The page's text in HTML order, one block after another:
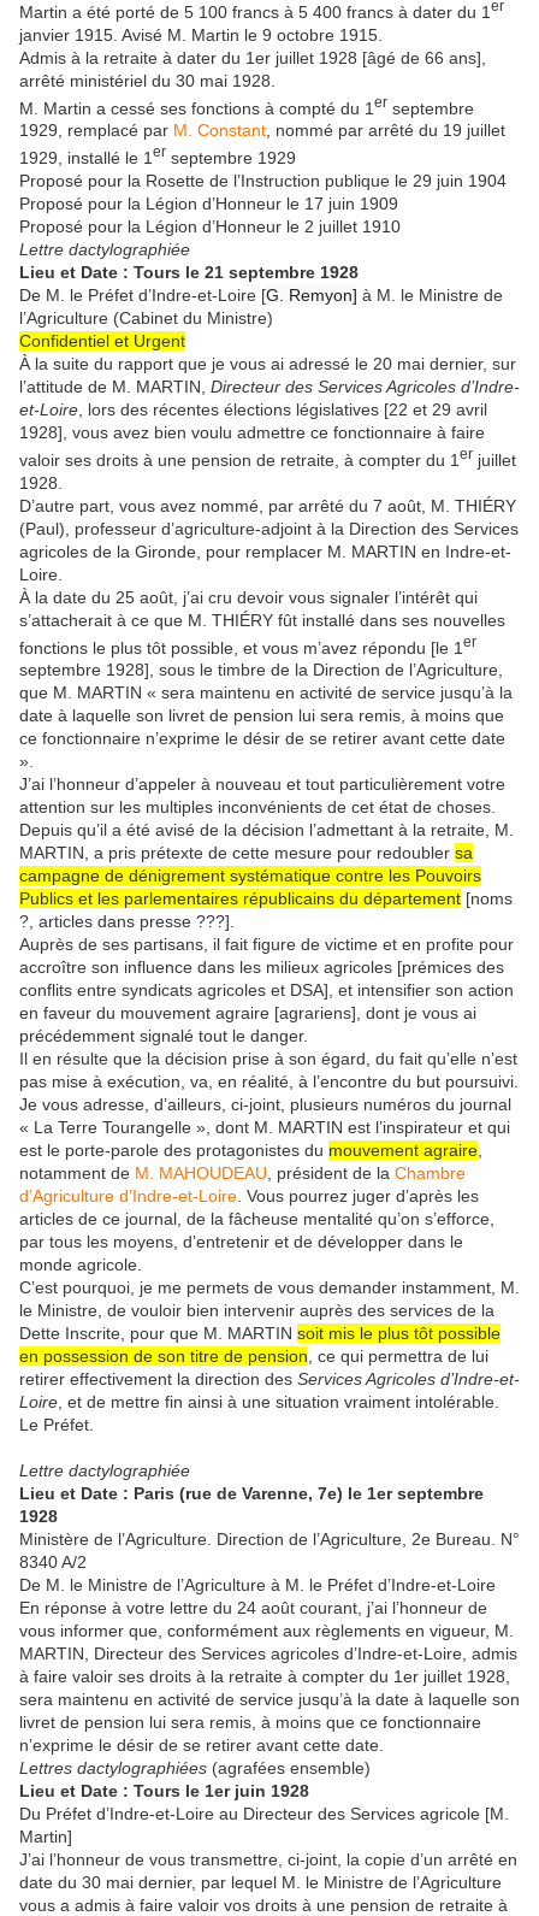
Martin a été porté de 5 100 francs à 5 400 francs à dater du 1 er
janvier 1915. Avisé M. Martin le 9 octobre 1915.
Admis à la retraite à dater du 1er juillet 1928 [âgé de 66 ans],
arrêté ministériel du 30 mai 1928.
M. Martin a cessé ses fonctions à compté du 1 er septembre
1929, remplacé par M. Constant, nommé par arrêté du 19 juillet
1929, installé le 1 er septembre 1929
Proposé pour la Rosette de l’Instruction publique le 29 juin 1904
Proposé pour la Légion d’Honneur le 17 juin 1909
Proposé pour la Légion d’Honneur le 2 juillet 1910
Lettre dactylographiée
Lieu et Date : Tours le 21 septembre 1928
De M. le Préfet d’Indre-et-Loire [G. Remyon] à M. le Ministre de
l’Agriculture (Cabinet du Ministre)
Confidentiel et Urgent
À la suite du rapport que je vous ai adressé le 20 mai dernier, sur
l’attitude de M. MARTIN, Directeur des Services Agricoles d’Indre-
et-Loire , lors des récentes élections législatives [22 et 29 avril
1928], vous avez bien voulu admettre ce fonctionnaire à faire
valoir ses droits à une pension de retraite, à compter du 1 er juillet
1928.
D’autre part, vous avez nommé, par arrêté du 7 août, M. THIÉRY
(Paul), professeur d’agriculture-adjoint à la Direction des Services
agricoles de la Gironde, pour remplacer M. MARTIN en Indre-et-
Loire.
À la date du 25 août, j’ai cru devoir vous signaler l’intérêt qui
s’attacherait à ce que M. THIÉRY fût installé dans ses nouvelles
fonctions le plus tôt possible, et vous m’avez répondu [le 1 er
septembre 1928], sous le timbre de la Direction de l’Agriculture,
que M. MARTIN « sera maintenu en activité de service jusqu’à la
date à laquelle son livret de pension lui sera remis, à moins que
ce fonctionnaire n’exprime le désir de se retirer avant cette date
».
J’ai l’honneur d’appeler à nouveau et tout particulièrement votre
attention sur les multiples inconvénients de cet état de choses.
Depuis qu’il a été avisé de la décision l’admettant à la retraite, M.
MARTIN, a pris prétexte de cette mesure pour redoubler sa
campagne de dénigrement systématique contre les Pouvoirs
Publics et les parlementaires républicains du département [noms
?, articles dans presse ???].
Auprès de ses partisans, il fait figure de victime et en profite pour
accroître son influence dans les milieux agricoles [prémices des
conflits entre syndicats agricoles et DSA], et intensifier son action
en faveur du mouvement agraire [agrariens], dont je vous ai
précédemment signalé tout le danger.
Il en résulte que la décision prise à son égard, du fait qu’elle n’est
pas mise à exécution, va, en réalité, à l’encontre du but poursuivi.
Je vous adresse, d’ailleurs, ci-joint, plusieurs numéros du journal
« La Terre Tourangelle », dont M. MARTIN est l’inspirateur et qui
est le porte-parole des protagonistes du mouvement agraire,
notamment de M. MAHOUDEAU, président de la Chambre
d’Agriculture d’Indre-et-Loire. Vous pourrez juger d’après les
articles de ce journal, de la fâcheuse mentalité qu’on s’efforce,
par tous les moyens, d’entretenir et de développer dans le
monde agricole.
C’est pourquoi, je me permets de vous demander instamment, M.
le Ministre, de vouloir bien intervenir auprès des services de la
Dette Inscrite, pour que M. MARTIN soit mis le plus tôt possible
en possession de son titre de pension, ce qui permettra de lui
retirer effectivement la direction des Services Agricoles d’Indre-et-
Loire, et de mettre fin ainsi à une situation vraiment intolérable.
Le Préfet.
Lettre dactylographiée
Lieu et Date : Paris (rue de Varenne, 7e) le 1er septembre
1928
Ministère de l’Agriculture. Direction de l’Agriculture, 2e Bureau. N°
8340 A/2
De M. le Ministre de l’Agriculture à M. le Préfet d’Indre-et-Loire
En réponse à votre lettre du 24 août courant, j’ai l’honneur de
vous informer que, conformément aux règlements en vigueur, M.
MARTIN, Directeur des Services agricoles d’Indre-et-Loire, admis
à faire valoir ses droits à la retraite à compter du 1er juillet 1928,
sera maintenu en activité de service jusqu’à la date à laquelle son
livret de pension lui sera remis, à moins que ce fonctionnaire
n’exprime le désir de se retirer avant cette date.
Lettres dactylographiées (agrafées ensemble)
Lieu et Date : Tours le 1er juin 1928
Du Préfet d’Indre-et-Loire au Directeur des Services agricole [M.
Martin]
J’ai l’honneur de vous transmettre, ci-joint, la copie d’un arrêté en
date du 30 mai dernier, par lequel M. le Ministre de l’Agriculture
vous a admis à faire valoir vos droits à une pension de retraite à